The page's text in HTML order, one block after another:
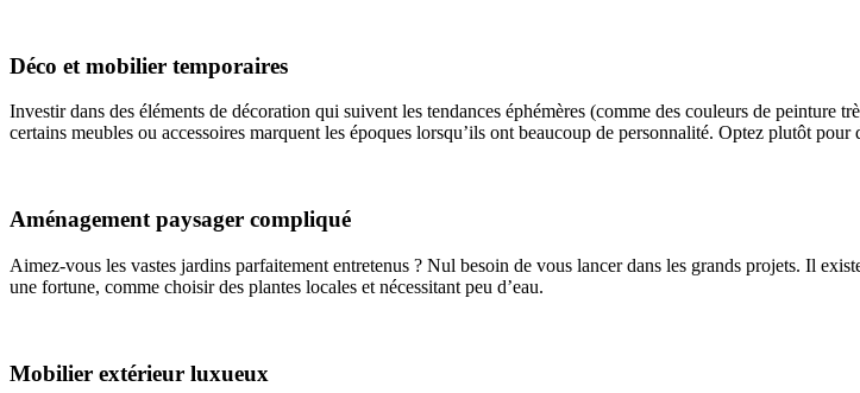
Déco et mobilier temporaires
Investir dans des éléments de décoration qui suivent les tendances éphémères (comme des couleurs de
certains meubles ou accessoires marquent les époques lorsqu’ils ont beaucoup de personnalité. Optez plutôt
Aménagement paysager compliqué
Aimez-vous les vastes jardins parfaitement entretenus ? Nul besoin de vous lancer dans les grands projets. Il
une fortune, comme choisir des plantes locales et nécessitant peu d’eau.
Mobilier extérieur luxueux